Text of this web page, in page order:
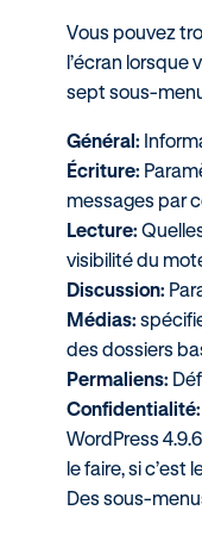
Vous pouvez
l’écran lorsque
sept sous-
Général:
Écriture:
messages par
Lecture:
visibilité du
Discussion:
Médias:
des dossiers
Permaliens:
Confidentialité:
WordPress
le faire, si c’est
Des sous-